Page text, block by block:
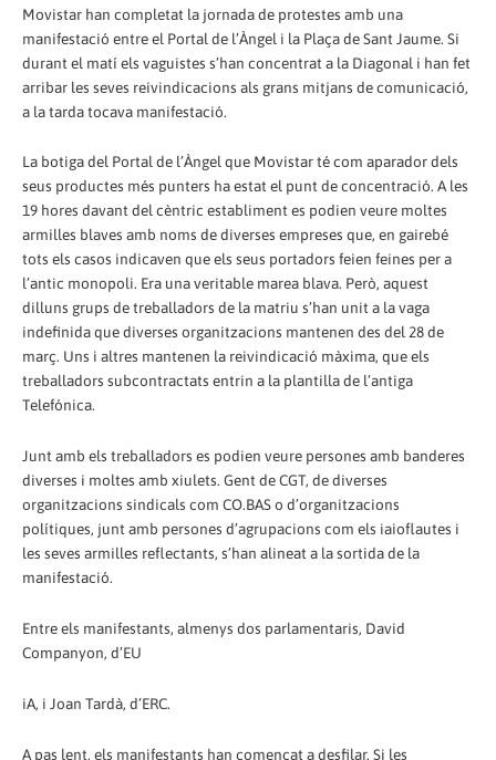
Movistar han completat la jornada de protestes amb una
manifestació entre el Portal de l’Àngel i la Plaça de Sant Jaume. Si
durant el matí els vaguistes s’han concentrat a la Diagonal i han fet
arribar les seves reivindicacions als grans mitjans de comunicació,
a la tarda tocava manifestació.
La botiga del Portal de l’Àngel que Movistar té com aparador dels
seus productes més punters ha estat el punt de concentració. A les
19 hores davant del cèntric establiment es podien veure moltes
armilles blaves amb noms de diverses empreses que, en gairebé
tots els casos indicaven que els seus portadors feien feines per a
l’antic monopoli. Era una veritable marea blava. Però, aquest
dilluns grups de treballadors de la matriu s’han unit a la vaga
indefinida que diverses organitzacions mantenen des del 28 de
març. Uns i altres mantenen la reivindicació màxima, que els
treballadors subcontractats entrin a la plantilla de l’antiga
Telefónica.
Junt amb els treballadors es podien veure persones amb banderes
diverses i moltes amb xiulets. Gent de CGT, de diverses
organitzacions sindicals com CO.BAS o d’organitzacions
polítiques, junt amb persones d’agrupacions com els iaioflautes i
les seves armilles reflectants, s’han alineat a la sortida de la
manifestació.
Entre els manifestants, almenys dos parlamentaris, David
Companyon, d’EU
iA, i Joan Tardà, d’ERC.
A pas lent, els manifestants han començat a desfilar. Si les